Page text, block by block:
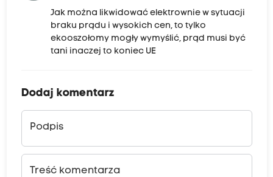
Jak można likwidować elektrownie w sytuacji
braku prądu i wysokich cen, to tylko
ekooszołomy mogły wymyślić, prąd musi być
tani inaczej to koniec UE
Dodaj komentarz
Podpis
Treść komentarza